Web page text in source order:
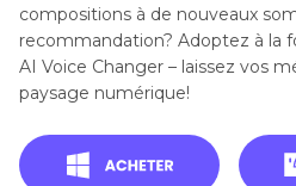
compositions à de nouveaux
recommandation? Adoptez à la
AI Voice Changer – laissez vos
paysage numérique!